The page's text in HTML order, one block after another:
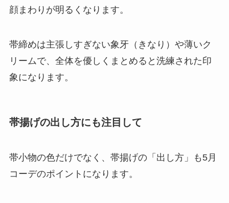
顔まわりが明るくなります。
帯締めは主張しすぎない象牙（きなり）や薄いク
リームで、全体を優しくまとめると洗練された印
象になります。
帯揚げの出し方にも注目して
帯小物の色だけでなく、帯揚げの「出し方」も5月
コーデのポイントになります。